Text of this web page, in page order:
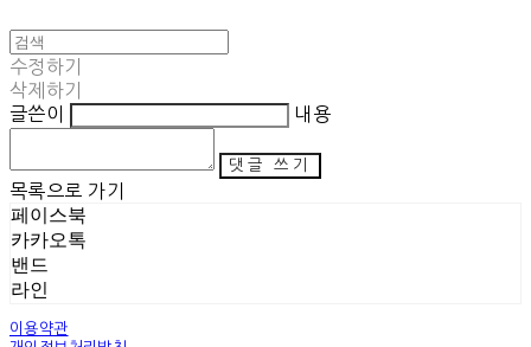
수정하기
삭제하기
글쓴이
내용
댓글 쓰기
목록으로 가기
페이스북
카카오톡
밴드
라인
이용약관